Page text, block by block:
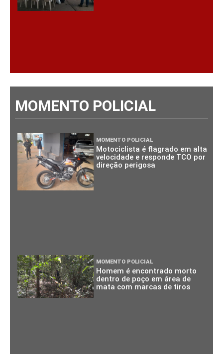
MOMENTO POLICIAL
MOMENTO POLICIAL
Motociclista é flagrado em alta
velocidade e responde TCO por
direção perigosa
MOMENTO POLICIAL
Homem é encontrado morto
dentro de poço em área de
mata com marcas de tiros